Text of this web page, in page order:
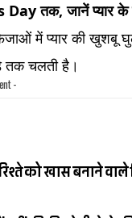
तक, जानें प्यार के
में प्यार की खुशबू
तक चलती है।
-
को खास बनाने